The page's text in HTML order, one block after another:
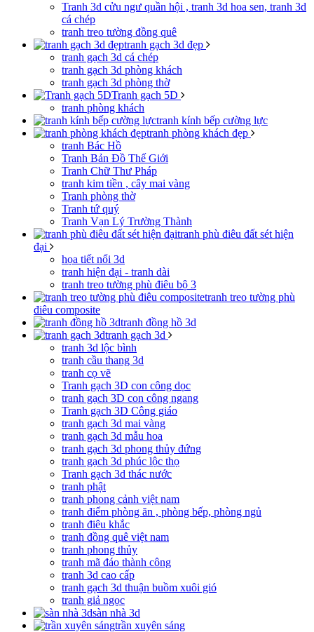
Tranh 3d cửu ngư quần hội , tranh 3d hoa sen, tranh 3d
cá chép
tranh treo tường đồng quê
tranh gạch 3d đẹp
tranh gạch 3d cá chép
tranh gạch 3d phòng khách
tranh gạch 3d phòng thờ
Tranh gạch 5D
tranh phòng khách
tranh kính bếp cường lực
tranh phòng khách đẹp
tranh Bác Hồ
Tranh Bản Đồ Thế Giới
Tranh Chữ Thư Pháp
tranh kim tiền , cây mai vàng
Tranh phòng thờ
Tranh tứ quý
Tranh Vạn Lý Trường Thành
tranh phù điêu đất sét hiện
đại
họa tiết nổi 3d
tranh hiện đại - tranh dài
tranh treo tường phù điêu bộ 3
tranh treo tường phù
điêu composite
tranh đồng hồ 3d
tranh gạch 3d
tranh 3d lộc bình
tranh cầu thang 3d
tranh cọ vẽ
Tranh gạch 3D con công dọc
tranh gạch 3D con công ngang
Tranh gạch 3D Công giáo
tranh gạch 3d mai vàng
tranh gạch 3d mẫu hoa
tranh gạch 3d phong thủy đứng
tranh gạch 3d phúc lộc thọ
Tranh gạch 3d thác nước
tranh phật
tranh phong cảnh việt nam
tranh điểm phòng ăn , phòng bếp, phòng ngủ
tranh điêu khắc
tranh đồng quê việt nam
tranh phong thủy
tranh mã đáo thành công
tranh 3d cao cấp
tranh gạch 3d thuận buồm xuôi gió
tranh giả ngọc
sàn nhà 3d
trần xuyên sáng